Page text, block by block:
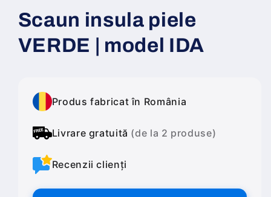
Scaun insula piele
VERDE | model IDA
Produs fabricat în România
Livrare gratuită (de la 2 produse)
Recenzii clienți